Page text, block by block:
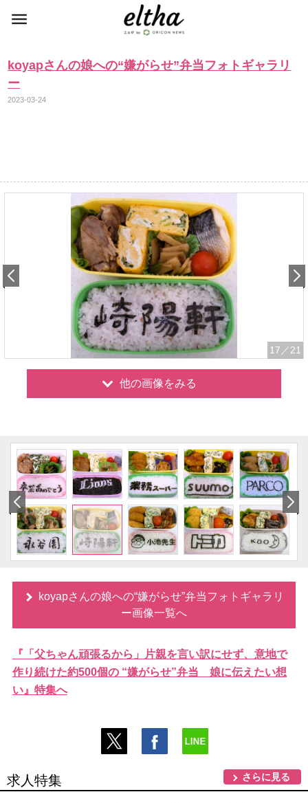
koyapさんの娘への“嫌がらせ”弁当フォトギャラリ
ー
2023-03-24
17 ／21
他の画像をみる
koyapさんの娘への“嫌がらせ”弁当フォトギャラリ
ー画像一覧へ
『「父ちゃん頑張るから」片親を言い訳にせず、意地で
作り続けた約500個の “嫌がらせ”弁当 娘に伝えたい想
い』特集へ
求人特集 さらに見る